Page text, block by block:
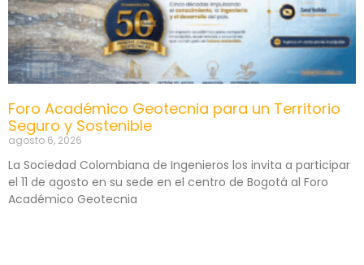
Foro Académico Geotecnia para un Territorio
Seguro y Sostenible
agosto 6, 2026
La Sociedad Colombiana de Ingenieros los invita a participar
el 11 de agosto en su sede en el centro de Bogotá al Foro
Académico Geotecnia